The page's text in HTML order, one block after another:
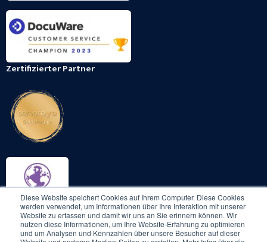
Diese Website speichert Cookies auf Ihrem Computer. Diese Cookies
werden verwendet, um Informationen über Ihre Interaktion mit unserer
Website zu erfassen und damit wir uns an Sie erinnern können. Wir
nutzen diese Informationen, um Ihre Website-Erfahrung zu optimieren
und um Analysen und Kennzahlen über unsere Besucher auf dieser
Zertifizierter Partner